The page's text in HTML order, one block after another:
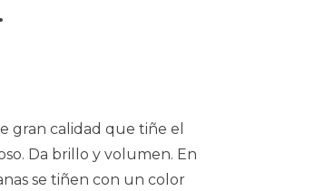
gran calidad que tiñe el
Da brillo y volumen. En
se tiñen con un color